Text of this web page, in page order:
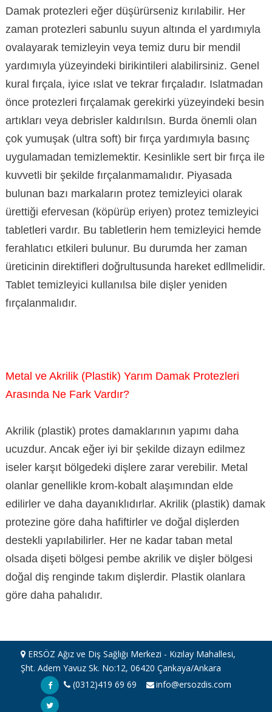
Damak protezleri eğer düşürürseniz kırılabilir. Her
zaman protezleri sabunlu suyun altında el yardımıyla
ovalayarak temizleyin veya temiz duru bir mendil
yardımıyla yüzeyindeki birikintileri alabilirsiniz. Genel
kural fırçala, iyice ıslat ve tekrar fırçaladır. Islatmadan
önce protezleri fırçalamak gerekirki yüzeyindeki besin
artıkları veya debrisler kaldırılsın. Burda önemli olan
çok yumuşak (ultra soft) bir fırça yardımıyla basınç
uygulamadan temizlemektir. Kesinlikle sert bir fırça ile
kuvvetli bir şekilde fırçalanmamalıdır. Piyasada
bulunan bazı markaların protez temizleyici olarak
ürettiği efervesan (köpürüp eriyen) protez temizleyici
tabletleri vardır. Bu tabletlerin hem temizleyici hemde
ferahlatıcı etkileri bulunur. Bu durumda her zaman
üreticinin direktifleri doğrultusunda hareket edllmelidir.
Tablet temizleyici kullanılsa bile dişler yeniden
fırçalanmalıdır.
Metal ve Akrilik (Plastik) Yarım Damak Protezleri
Arasında Ne Fark Vardır?
Akrilik (plastik) protes damaklarının yapımı daha
ucuzdur. Ancak eğer iyi bir şekilde dizayn edilmez
iseler karşıt bölgedeki dişlere zarar verebilir. Metal
olanlar genellikle krom-kobalt alaşımından elde
edilirler ve daha dayanıklıdırlar. Akrilik (plastik) damak
protezine göre daha hafiftirler ve doğal dişlerden
destekli yapılabilirler. Her ne kadar taban metal
olsada dişeti bölgesi pembe akrilik ve dişler bölgesi
doğal diş renginde takım dişlerdir. Plastik olanlara
göre daha pahalıdır.
ERSÖZ Ağız ve Diş Sağlığı Merkezi - Kızılay Mahallesi,
Şht. Adem Yavuz Sk. No:12, 06420 Çankaya/Ankara
(0312)419 69 69
info@ersozdis.com